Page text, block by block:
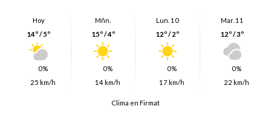
Hoy
14º / 5º
0%
25 km/h
Mñn.
15º / 4º
0%
14 km/h
Lun. 10
12º / 2º
0%
17 km/h
Mar. 11
12º / 3º
0%
22 km/h
Clima en Firmat